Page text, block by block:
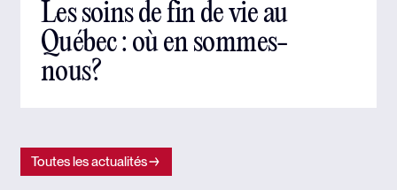
Les soins de fin de vie au
Québec : où en sommes-
nous?
Toutes les actualités